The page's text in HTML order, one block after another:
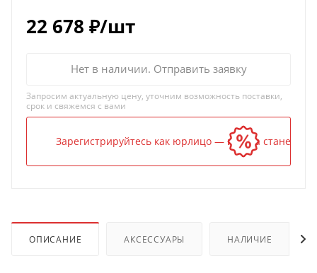
22 678 ₽/шт
Нет в наличии. Отправить заявку
Запросим актуальную цену, уточним возможность поставки,
срок и свяжемся с вами
Зарегистрируйтесь как юрлицо — и цена станет
ОПИСАНИЕ АКСЕССУАРЫ НАЛИЧИЕ